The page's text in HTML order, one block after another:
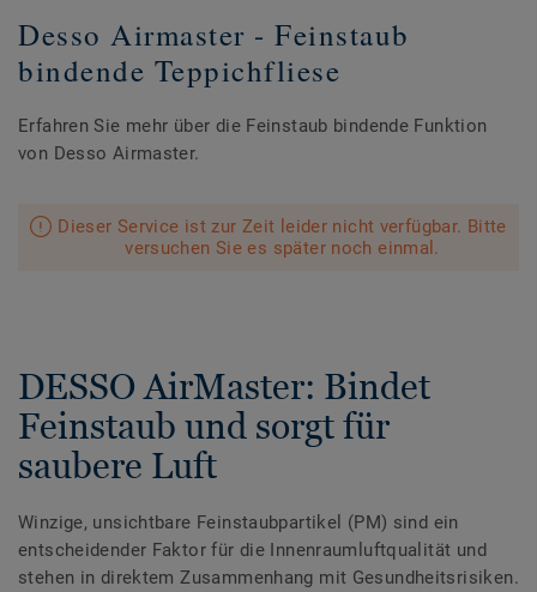
Desso Airmaster - Feinstaub
bindende Teppichfliese
Erfahren Sie mehr über die Feinstaub bindende Funktion
von Desso Airmaster.
Dieser Service ist zur Zeit leider nicht verfügbar. Bitte
versuchen Sie es später noch einmal.
DESSO AirMaster: Bindet
Feinstaub und sorgt für
saubere Luft
Winzige, unsichtbare Feinstaubpartikel (PM) sind ein
entscheidender Faktor für die Innenraumluftqualität und
stehen in direktem Zusammenhang mit Gesundheitsrisiken.